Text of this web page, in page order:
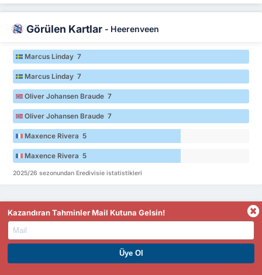
Görülen Kartlar - Heerenveen
Marcus Linday 7
Marcus Linday 7
Oliver Johansen Braude 7
Oliver Johansen Braude 7
Maxence Rivera 5
Maxence Rivera 5
2025/26 sezonundan Eredivisie istatistikleri
Görülen Kartlar-Heracles
Ivan Mesík 7
Ivan Mesík 7PREMIUM ÜYE OL. HEMEN KAZAN
Kazandıran Tahminler Mail Kutuna Gelsin!